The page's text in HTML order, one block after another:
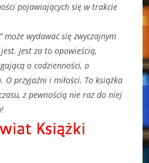
pojawiających się w trakcie
wydawać się zwyczajnym
Jest za to opowieścią,
o codzienności, o
przyjaźni i miłości. To książka
z pewnością nie raz do niej